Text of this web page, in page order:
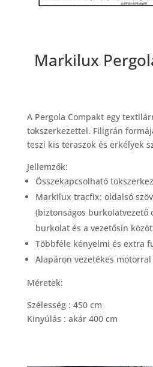
Markilux
A Pergola Compakt egy
tokszerkezettel. Filigrán
teszi kis teraszok és erkélyek
Jellemzők:
Összekapcsolható
Markilux tracfix: oldalsó
(biztonságos burkolatvezető
burkolat és a vezetősín
Többféle kényelmi és extra
Alapáron vezetékes motorral
Méretek:
Szélesség : 450 cm
Kinyúlás : akár 400 cm